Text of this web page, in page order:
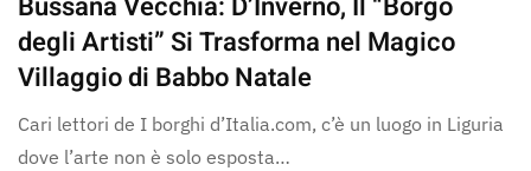
Bussana Vecchia: D’Inverno, Il “Borgo
degli Artisti” Si Trasforma nel Magico
Villaggio di Babbo Natale
Cari lettori de I borghi d’Italia.com, c’è un luogo in Liguria
dove l’arte non è solo esposta…